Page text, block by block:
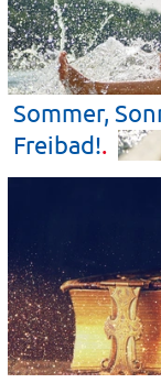
Sommer,
Freibad!